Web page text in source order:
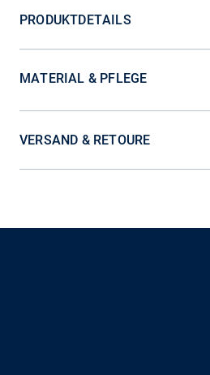
PRODUKTDETAILS
MATERIAL & PFLEGE
VERSAND & RETOURE